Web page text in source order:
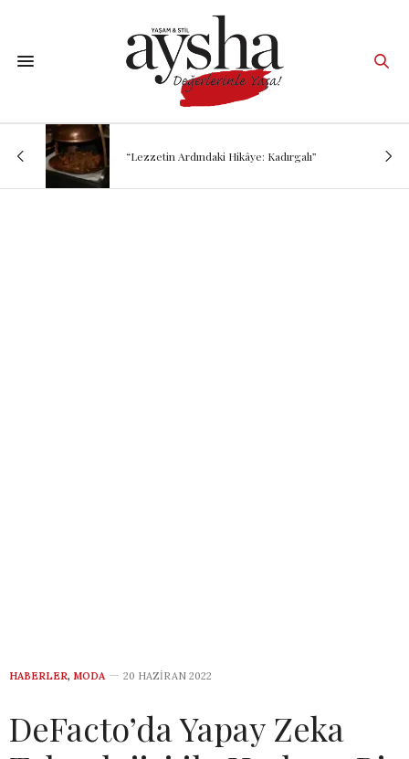
“Lezzetin Ardındaki Hikâye: Kadırgalı”
HABERLER, MODA 20 HAZIRAN 2022
DeFacto’da Yapay Zeka